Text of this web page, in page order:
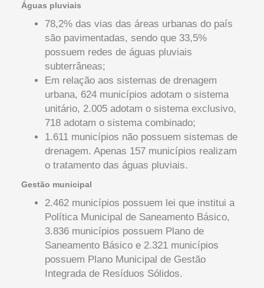
Águas pluviais
78,2% das vias das áreas urbanas do país
são pavimentadas, sendo que 33,5%
possuem redes de águas pluviais
subterrâneas;
Em relação aos sistemas de drenagem
urbana, 624 municípios adotam o sistema
unitário, 2.005 adotam o sistema exclusivo,
718 adotam o sistema combinado;
1.611 municípios não possuem sistemas de
drenagem. Apenas 157 municípios realizam
o tratamento das águas pluviais.
Gestão municipal
2.462 municípios possuem lei que institui a
Política Municipal de Saneamento Básico,
3.836 municípios possuem Plano de
Saneamento Básico e 2.321 municípios
possuem Plano Municipal de Gestão
Integrada de Resíduos Sólidos.